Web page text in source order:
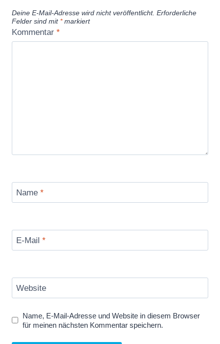
Deine E-Mail-Adresse wird nicht veröffentlicht. Erforderliche
Felder sind mit *markiert
Kommentar *
Name *
E-Mail *
Website
Name, E-Mail-Adresse und Website in diesem Browser
für meinen nächsten Kommentar speichern.